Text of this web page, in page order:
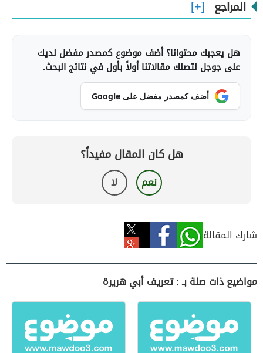
المراجع
هل يعجبك محتوانا؟ أضف موضوع كمصدر مفضل لديك
على جوجل لتصلك مقالاتنا أولاً بأول في نتائج البحث.
أضف كمصدر مفضل على Google
هل كان المقال مفيداً؟
نعم لا
شارك المقالة
مواضيع ذات صلة بـ : تعريف أبي هريرة